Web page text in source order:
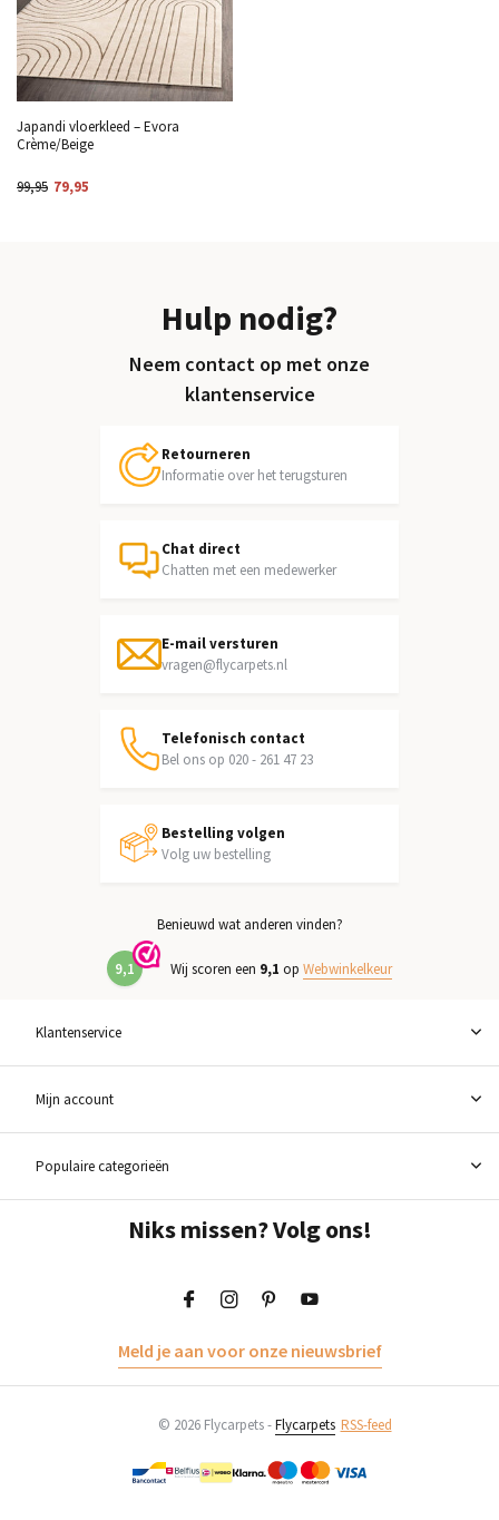
Japandi vloerkleed – Evora
Crème/Beige
99,95 79,95
Hulp nodig?
Neem contact op met onze
klantenservice
Retourneren
Informatie over het terugsturen
Chat direct
Chatten met een medewerker
E-mail versturen
vragen@flycarpets.nl
Telefonisch contact
Bel ons op 020 - 261 47 23
Bestelling volgen
Volg uw bestelling
Benieuwd wat anderen vinden?
9,1 Wij scoren een 9,1 op Webwinkelkeur
Klantenservice
Mijn account
Populaire categorieën
Niks missen? Volg ons!
Meld je aan voor onze nieuwsbrief
© 2026 Flycarpets -Flycarpets RSS-feed